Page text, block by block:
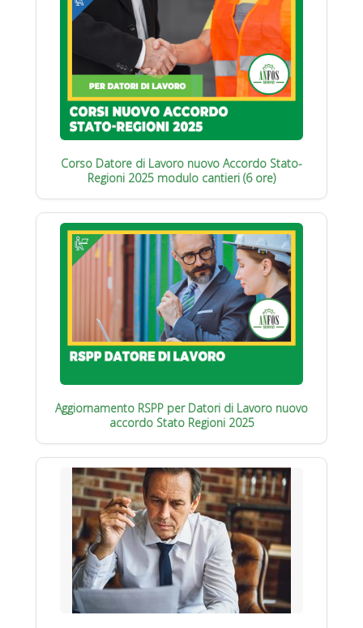
Corso Datore di Lavoro nuovo Accordo Stato-
Regioni 2025 modulo cantieri (6 ore)
Aggiornamento RSPP per Datori di Lavoro nuovo
accordo Stato Regioni 2025